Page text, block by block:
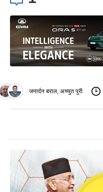
जनार्दन बराल, अच्युत पुरी